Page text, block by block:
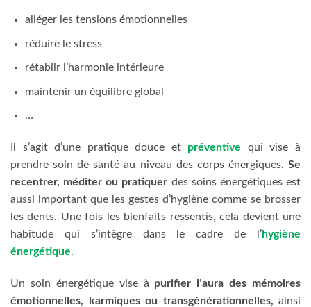
alléger les tensions émotionnelles
réduire le stress
rétablir l’harmonie intérieure
maintenir un équilibre global
…
Il s’agit d’une pratique douce et préventive qui vise à
prendre soin de santé au niveau des corps énergiques. Se
recentrer, méditer ou pratiquer des soins énergétiques est
aussi important que les gestes d’hygiène comme se brosser
les dents. Une fois les bienfaits ressentis, cela devient une
habitude qui s’intègre dans le cadre de l’hygiène
énergétique.
Un soin énergétique vise à purifier l’aura des mémoires
émotionnelles, karmiques ou transgénérationnelles, ainsi